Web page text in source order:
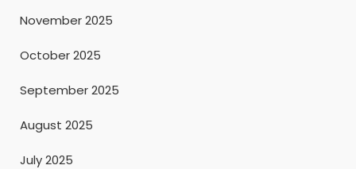
November 2025
October 2025
September 2025
August 2025
July 2025